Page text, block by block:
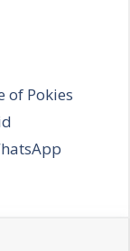
of Pokies